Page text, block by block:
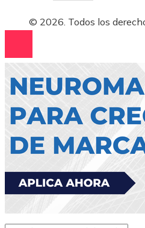
© 2026. Todos los